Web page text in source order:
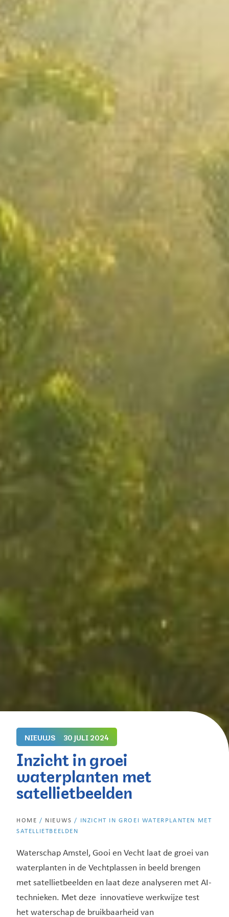
NIEUWS 30 JULI 2024
Inzicht in groei
waterplanten met
satellietbeelden
HOME / NIEUWS /
INZICHT IN GROEI WATERPLANTEN MET
SATELLIETBEELDEN
Waterschap Amstel, Gooi en Vecht laat de groei van
waterplanten in de Vechtplassen in beeld brengen
met satellietbeelden en laat deze analyseren met AI-
technieken. Met deze innovatieve werkwijze test
het waterschap de bruikbaarheid van